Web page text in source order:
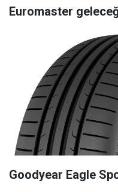
Euromaster
Goodyear Eagle